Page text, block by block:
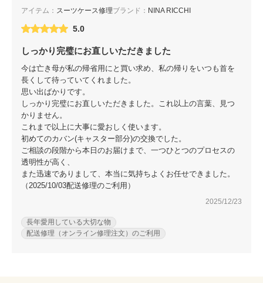
アイテム： スーツケース修理ブランド： NINA RICCHI
5.0
しっかり完璧にお直しいただきました
今は亡き母が私の帰省用にと買い求め、私の帰りをいつも首を
長くして待っていてくれました。
思い出ばかりです。
しっかり完璧にお直しいただきました。これ以上の言葉、見つ
かりません。
これまで以上に大事に愛おしく使います。
初めてのカバン(キャスター部分)の交換でした。
ご相談の段階から本日のお届けまで、一つひとつのプロセスの
透明性が高く、
また迅速でありまして、本当に気持ちよくお任せできました。
（2025/10/03配送修理のご利用）
2025/12/23
長年愛用している大切な物
配送修理（オンライン修理注文）のご利用